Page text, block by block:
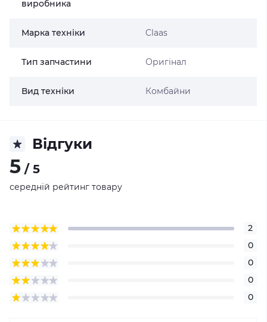
виробника
Марка техніки Claas
Тип запчастини Оригінал
Вид техніки Комбайни
Відгуки
5 / 5
середній рейтинг товару
2
0
0
0
0